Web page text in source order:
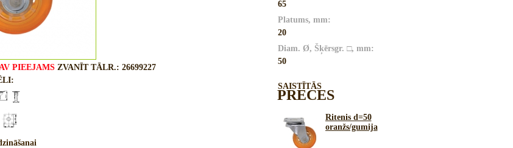
PIEEJAMSZVANĪT TĀLR.: 26699227
65
Platums, mm:
20
Diam. Ø, Šķērsgr. □, mm:
50
SAISTĪTĀS
PRECES
Ritenis d=50
oranžs/gumija